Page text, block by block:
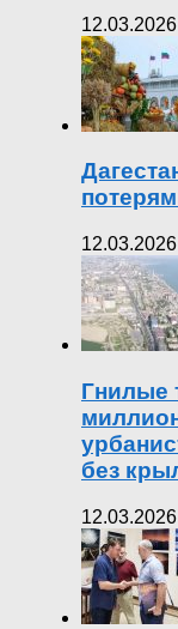
Гнилые
без